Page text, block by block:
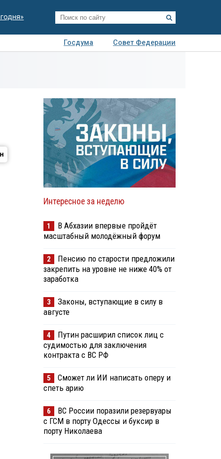
Госдума
Совет Федерации
Интересное за неделю
1
В Абхазии впервые пройдёт
масштабный молодёжный форум
2
Пенсию по старости предложили
закрепить на уровне не ниже 40% от
заработка
3
Законы, вступающие в силу в
августе
4
Путин расширил список лиц с
судимостью для заключения
контракта с ВС РФ
5
Сможет ли ИИ написать оперу и
спеть арию
6
ВС России поразили резервуары
с ГСМ в порту Одессы и буксир в
порту Николаева